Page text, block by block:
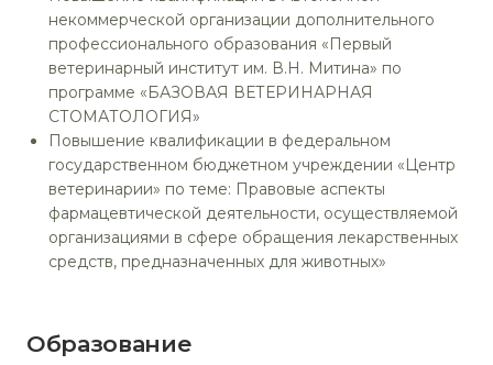
некоммерческой организации дополнительного
профессионального образования «Первый
ветеринарный институт им. В.Н. Митина» по
программе «БАЗОВАЯ ВЕТЕРИНАРНАЯ
СТОМАТОЛОГИЯ»
Повышение квалификации в федеральном
государственном бюджетном учреждении «Центр
ветеринарии» по теме: Правовые аспекты
фармацевтической деятельности, осуществляемой
организациями в сфере обращения лекарственных
средств, предназначенных для животных»
Образование